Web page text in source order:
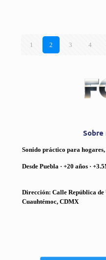
1 2 3 4
Sobre
Sonido práctico para
Desde Puebla · +20 años ·
Dirección: Calle República
Cuauhtémoc, CDMX